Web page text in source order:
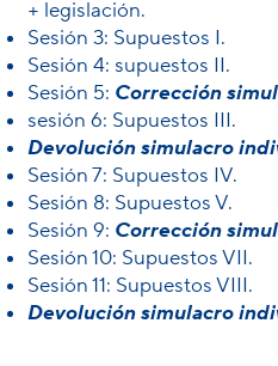
+ legislación.
Sesión 3: Supuestos I.
Sesión 4: supuestos II.
Sesión 5: Corrección
sesión 6: Supuestos III.
Devolución simulacro
Sesión 7: Supuestos IV.
Sesión 8: Supuestos V.
Sesión 9: Corrección
Sesión 10: Supuestos VII.
Sesión 11: Supuestos VIII.
Devolución simulacro